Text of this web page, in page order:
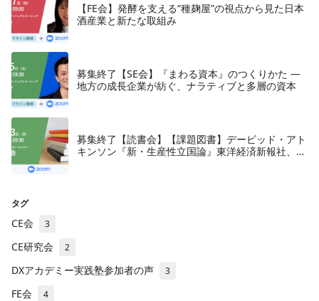
【FE会】発酵を支える“種麹屋”の視点から見た日本
酒産業と新たな取組み
募集終了【SE会】『まわる資本』のつくりかた —
地方の成長企業が紡ぐ、ナラティブと多層の資本
募集終了【読書会】【課題図書】デービッド・アト
キンソン『新・生産性立国論』東洋経済新報社、
タグ
CE会 3
CE研究会 2
DXアカデミー実践塾参加者の声 3
FE会 4